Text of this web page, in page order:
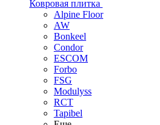
Ковровая плитка
Alpine Floor
AW
Bonkeel
Condor
ESCOM
Forbo
FSG
Modulyss
RCT
Tapibel